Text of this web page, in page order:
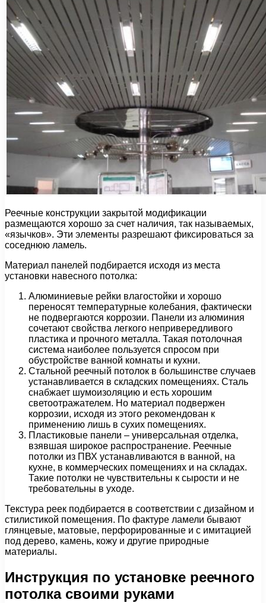
Реечные конструкции закрытой модификации
размещаются хорошо за счет наличия, так называемых,
«язычков». Эти элементы разрешают фиксироваться за
соседнюю ламель.
Материал панелей подбирается исходя из места
установки навесного потолка:
Алюминиевые рейки влагостойки и хорошо
переносят температурные колебания, фактически
не подвергаются коррозии. Панели из алюминия
сочетают свойства легкого непривередливого
пластика и прочного металла. Такая потолочная
система наиболее пользуется спросом при
обустройстве ванной комнаты и кухни.
Стальной реечный потолок в большинстве случаев
устанавливается в складских помещениях. Сталь
снабжает шумоизоляцию и есть хорошим
светоотражателем. Но материал подвержен
коррозии, исходя из этого рекомендован к
применению лишь в сухих помещениях.
Пластиковые панели – универсальная отделка,
взявшая широкое распространение. Реечные
потолки из ПВХ устанавливаются в ванной, на
кухне, в коммерческих помещениях и на складах.
Такие потолки не чувствительны к сырости и не
требовательны в уходе.
Текстура реек подбирается в соответствии с дизайном и
стилистикой помещения. По фактуре ламели бывают
глянцевые, матовые, перфорированные и с имитацией
под дерево, камень, кожу и другие природные
материалы.
Инструкция по установке реечного
потолка своими руками